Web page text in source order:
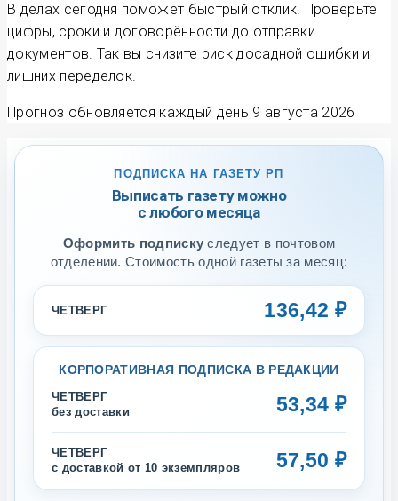
В делах сегодня поможет быстрый отклик. Проверьте
цифры, сроки и договорённости до отправки
документов. Так вы снизите риск досадной ошибки и
лишних переделок.
Прогноз обновляется каждый день 9 августа 2026
ПОДПИСКА НА ГАЗЕТУ РП
Выписать газету можно
с любого месяца
Оформить подписку следует в почтовом
отделении. Стоимость одной газеты за месяц:
ЧЕТВЕРГ 136,42 ₽
КОРПОРАТИВНАЯ ПОДПИСКА В РЕДАКЦИИ
ЧЕТВЕРГ
без доставки
53,34 ₽
ЧЕТВЕРГ
с доставкой от 10 экземпляров
57,50 ₽